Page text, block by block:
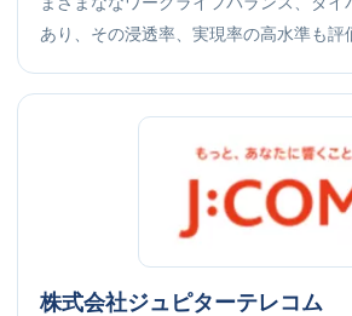
あり、その浸透率、実現率の高水準も評
株式会社ジュピターテレコム